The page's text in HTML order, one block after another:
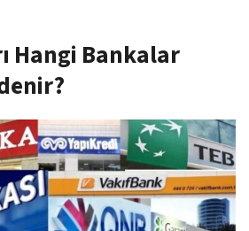
Hangi Bankalar